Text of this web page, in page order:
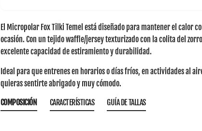
El Micropolar Fox Tilki Temel está diseñado para mantener el calor
ocasión. Con un tejido waffle/jersey texturizado con la colita del
excelente capacidad de estiramiento y durabilidad.
Ideal para que entrenes en horarios o días fríos, en actividades al
quieras sentirte abrigado y muy cómodo.
COMPOSICIÓN
CARACTERÍSTICAS GUÍA DE TALLAS